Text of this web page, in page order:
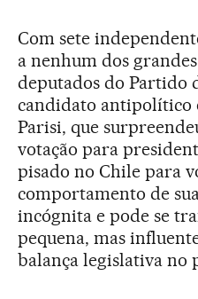
Com sete
a nenhum dos
deputados do Partido
candidato antipolítico
Parisi, que
votação para
pisado no Chile para
comportamento de
incógnita e pode se
pequena, mas
balança legislativa no